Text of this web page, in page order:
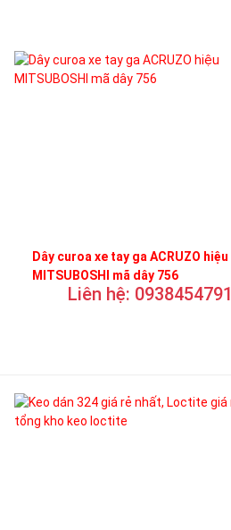
Dây curoa xe tay ga ACRUZO hiệu
MITSUBOSHI mã dây 756
Liên hệ: 0938454791